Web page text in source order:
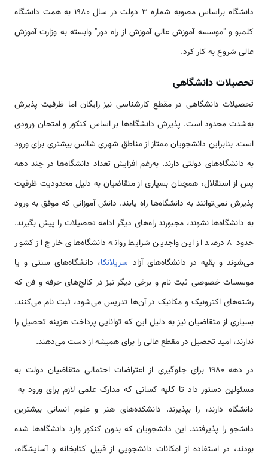
دانشگاه براساس مصوبه شماره 3 دولت در سال 1980 به همت دانشگاه
کلمبو و "موسسه آموزش عالی آموزش از راه دور" وابسته به وزارت آموزش
عالی شروع به کار کرد.
تحصیلات دانشگاهی
تحصیلات دانشگاهی در مقطع کارشناسی نیز رایگان اما ظرفیت پذیرش
به‌شدت محدود است. پذیرش دانشگاه‌ها بر اساس کنکور و امتحان ورودی
است. بنابراین دانشجویان ممتاز از مناطق شهری شانس بیشتری برای ورود
به دانشگاه‌های دولتی دارند. به‌رغم افزایش تعداد دانشگاه‌ها در چند دهه
پس از استقلال، همچنان بسیاری از متقاضیان به دلیل محدودیت ظرفیت
پذیرش نمی‌توانند به دانشگاه‌ها راه یابند. دانش آموزانی که موفق به ورود
به دانشگاه‌ها نشوند، مجبورند راه‌های دیگر ادامه تحصیلات را پیش بگیرند.
حدود 8 درصد از این واجدین شرایط روانه دانشگاه‌های خارج از کشور
می‌شوند و بقیه در دانشگاه‌های آزاد سریلانکا، دانشگاه‌های سنتی و یا
موسسات خصوصی ثبت نام و برخی دیگر نیز در کالج‌های حرفه و فن که
رشته‌های اکترونیک و مکانیک در آن‌ها تدریس می‌شود، ثبت نام می‌کنند.
بسیاری از متقاضیان نیز به دلیل این که توانایی پرداخت هزینه تحصیل را
ندارند، امید تحصیل در مقطع عالی را برای همیشه از دست می‌دهند.
در دهه 1980 برای جلوگیری از اعتراضات احتمالی متقاضیان دولت به
مسئولین دستور داد تا کلیه کسانی که مدارک علمی لازم برای ورود به
دانشگاه دارند، را بپذیرند. دانشکده‌های هنر و علوم انسانی بیشترین
دانشجو را پذیرفتند. این دانشجویان که بدون کنکور وارد دانشگاه‌ها شده
بودند، در استفاده از امکانات دانشجویی از قبیل کتابخانه و آسایشگاه،